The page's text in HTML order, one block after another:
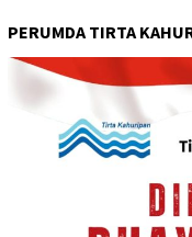
PERUMDA TIRTA